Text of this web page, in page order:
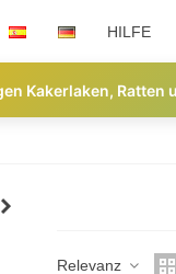
HILFE
Kakerlaken, Ratten
Relevanz